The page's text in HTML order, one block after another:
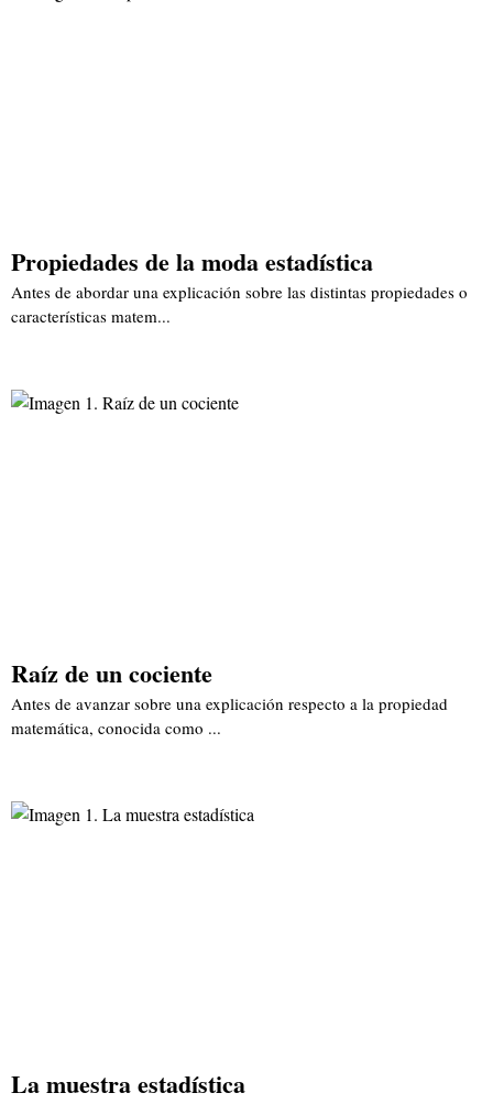
Propiedades de la moda estadística
Antes de abordar una explicación sobre las distintas propiedades o
características matem...
Raíz de un cociente
Antes de avanzar sobre una explicación respecto a la propiedad
matemática, conocida como ...
La muestra estadística